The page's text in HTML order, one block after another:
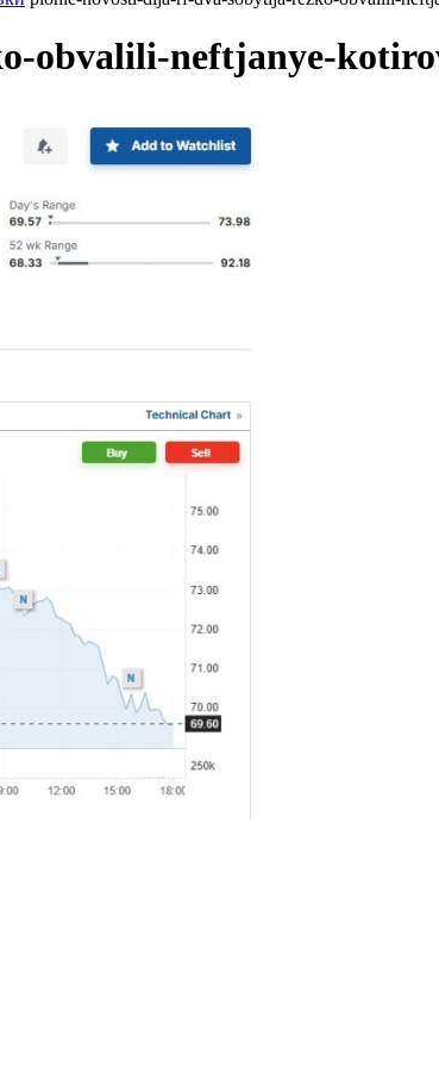
obvalili-neftjanye-